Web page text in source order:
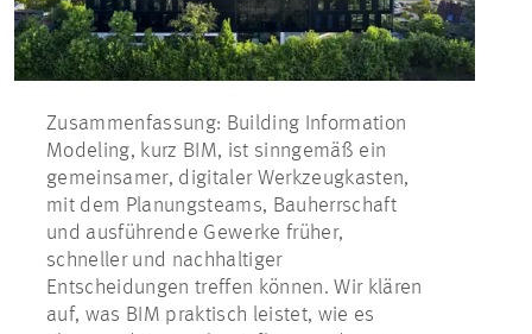
Zusammenfassung: Building Information
Modeling, kurz BIM, ist sinngemäß ein
gemeinsamer, digitaler Werkzeugkasten,
mit dem Planungsteams, Bauherrschaft
und ausführende Gewerke früher,
schneller und nachhaltiger
Entscheidungen treffen können. Wir klären
auf, was BIM praktisch leistet, wie es